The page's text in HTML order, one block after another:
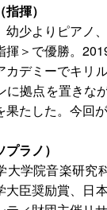
揮）
幼少よりピアノ
揮＞で優勝。
カデミーでキリ
に拠点を置きな
たした。今回
ラノ）
大学院音楽研究
大臣奨励賞、日